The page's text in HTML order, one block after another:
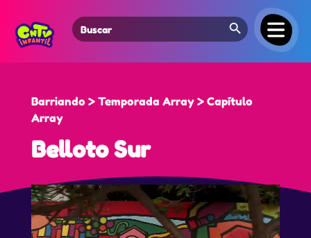
Search
for:
Search Button
Barriando > Temporada Array > Capítulo
Array
Belloto Sur